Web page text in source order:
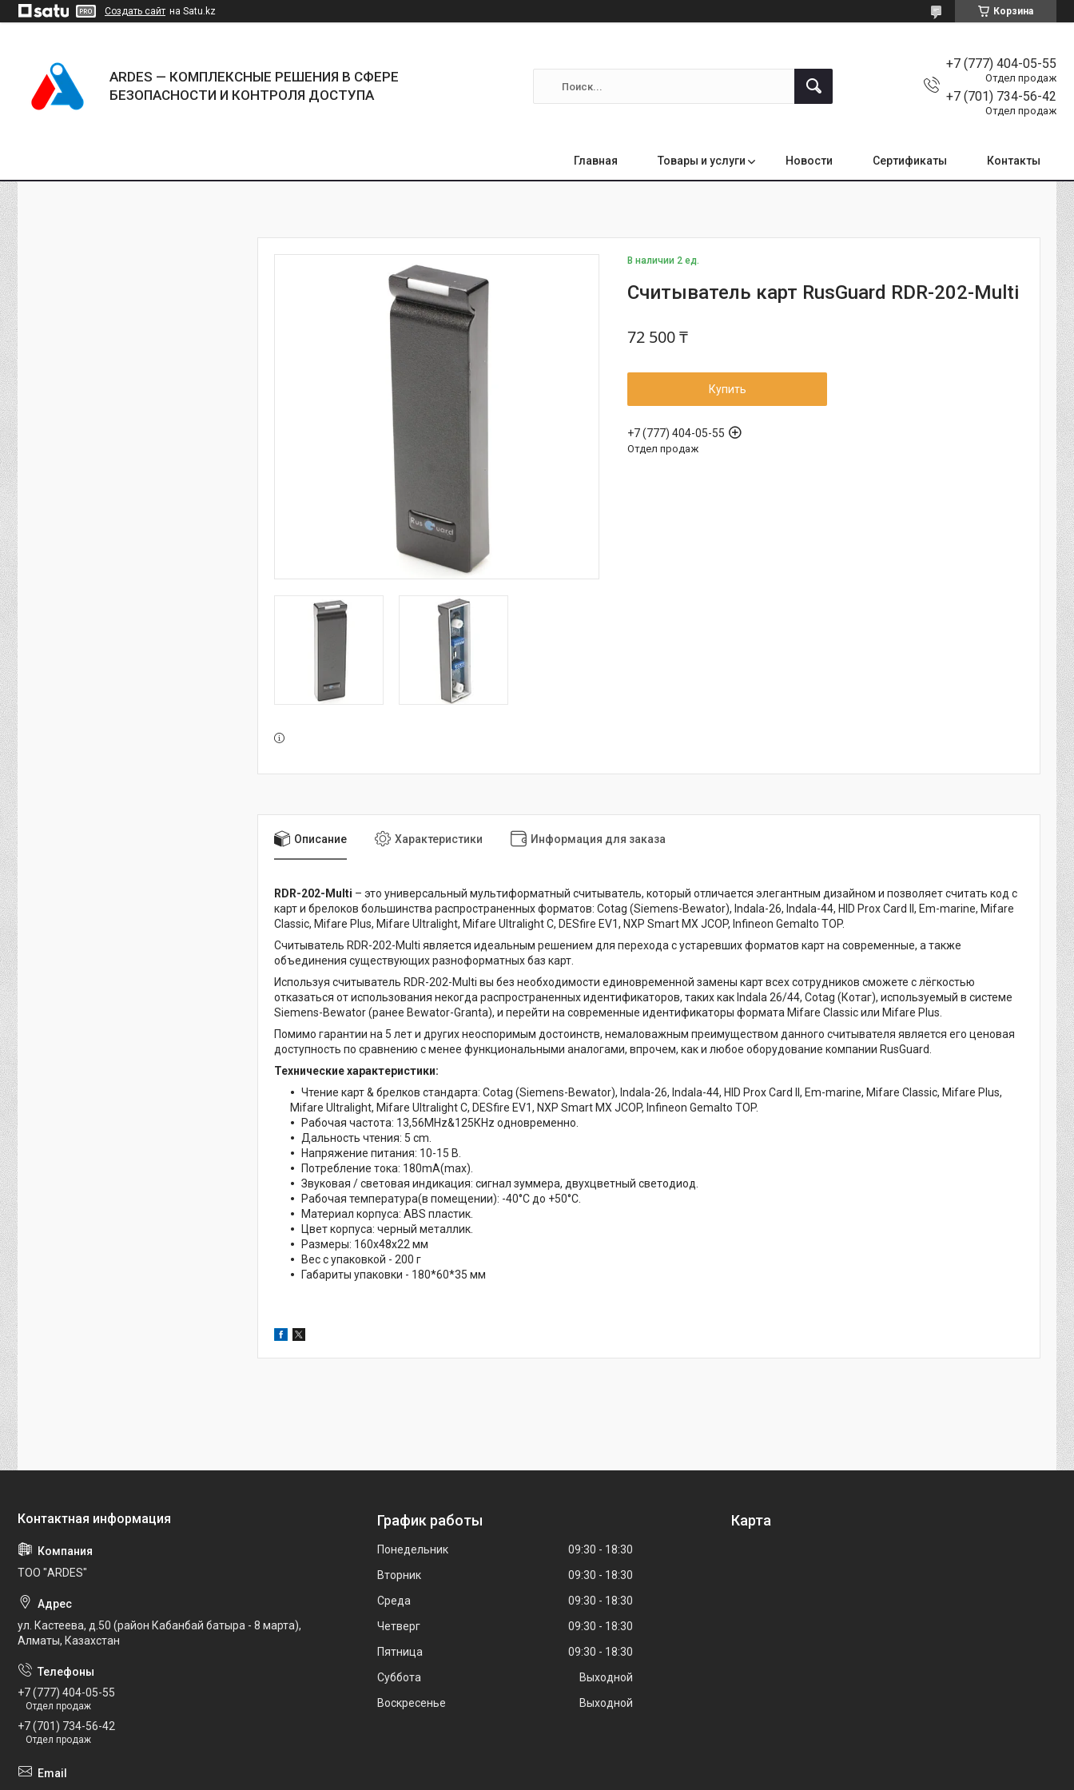
Создать сайт на Satu.kz Корзина
ARDES — КОМПЛЕКСНЫЕ РЕШЕНИЯ В СФЕРЕ
БЕЗОПАСНОСТИ И КОНТРОЛЯ ДОСТУПА
+7 (777) 404-05-55
Отдел продаж
+7 (701) 734-56-42
Отдел продаж
Главная Товары и услуги Новости Сертификаты Контакты
В наличии 2 ед.
Cчитыватель карт RusGuard RDR-202-Multi
72 500 ₸
Купить
+7 (777) 404-05-55
Отдел продаж
Описание Характеристики Информация для заказа
RDR-202-Multi – это универсальный мультиформатный считыватель, который отличается элегантным дизайном и позволяет считать код с
карт и брелоков большинства распространенных форматов: Cotag (Siemens-Bewator), Indala-26, Indala-44, HID Prox Card II, Em-marine, Mifare
Classic, Mifare Plus, Mifare Ultralight, Mifare Ultralight C, DESfire EV1, NXP Smart MX JCOP, Infineon Gemalto TOP.
Считыватель RDR-202-Multi является идеальным решением для перехода с устаревших форматов карт на современные, а также
объединения существующих разноформатных баз карт.
Используя считыватель RDR-202-Multi вы без необходимости единовременной замены карт всех сотрудников сможете с лёгкостью
отказаться от использования некогда распространенных идентификаторов, таких как Indala 26/44, Cotag (Котаг), используемый в системе
Siemens-Bewator (ранее Bewator-Granta), и перейти на современные идентификаторы формата Mifare Classic или Mifare Plus.
Помимо гарантии на 5 лет и других неоспоримым достоинств, немаловажным преимуществом данного считывателя является его ценовая
доступность по сравнению с менее функциональными аналогами, впрочем, как и любое оборудование компании RusGuard.
Технические характеристики:
Чтение карт & брелков стандарта: Cotag (Siemens-Bewator), Indala-26, Indala-44, HID Prox Card II, Em-marine, Mifare Classic, Mifare Plus,
Mifare Ultralight, Mifare Ultralight C, DESfire EV1, NXP Smart MX JCOP, Infineon Gemalto TOP.
Рабочая частота: 13,56MHz&125КHz одновременно.
Дальность чтения: 5 cm.
Напряжение питания: 10-15 В.
Потребление тока: 180mA(max).
Звуковая / световая индикация: сигнал зуммера, двухцветный светодиод.
Рабочая температура(в помещении): -40°С до +50°С.
Материал корпуса: ABS пластик.
Цвет корпуса: черный металлик.
Размеры: 160х48х22 мм
Вес с упаковкой - 200 г
Габариты упаковки - 180*60*35 мм
ТОО "ARDES"
ул. Кастеева, д.50 (район Кабанбай батыра - 8 марта),
Алматы, Казахстан
+7 (777) 404-05-55
Отдел продаж
+7 (701) 734-56-42
Отдел продаж
График работы
Понедельник 09:30
18:30
Вторник
09:30
18:30
Среда
09:30
18:30
Четверг
09:30
18:30
Пятница
09:30
18:30
Суббота
Выходной
Воскресенье
Выходной
Карта